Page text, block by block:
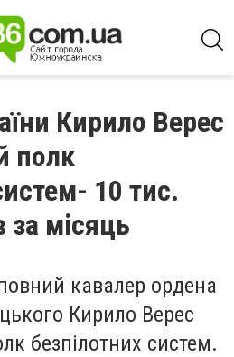
Кирило Верес
полк
10 тис.
за місяць
кавалер ордена
Кирило Верес
безпілотних систем.